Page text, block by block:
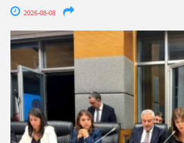
2026-08-08